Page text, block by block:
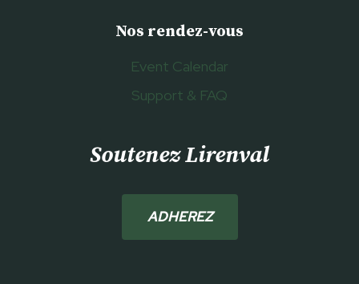
Nos rendez-vous
Event Calendar
Support & FAQ
Soutenez Lirenval
ADHEREZ